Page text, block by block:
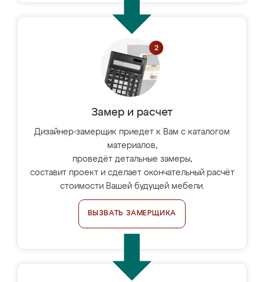
Замер и расчет
Дизайнер-замерщик приедет к Вам с каталогом
материалов,
проведёт детальные замеры,
составит проект и сделает окончательный расчёт
стоимости Вашей будущей мебели.
ВЫЗВАТЬ ЗАМЕРЩИКА